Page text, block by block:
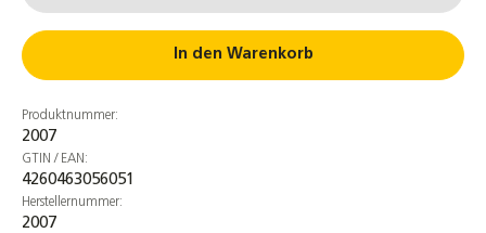
Isolierband für Rohrisolierungen, UV- &
Welldachbefestigung für Stockschrauben
In den Warenkorb
Produktnummer:
2007
GTIN / EAN:
4260463056051
Herstellernummer:
2007